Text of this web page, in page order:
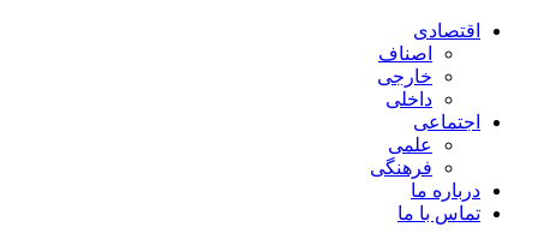
اقتصادی
اصناف
خارجی
داخلی
اجتماعی
علمی
فرهنگی
درباره ما
تماس با ما